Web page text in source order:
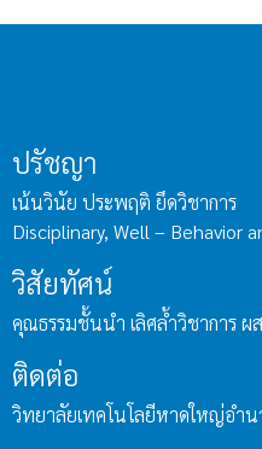
ปรัชญา
เน้นวินัย ประพฤติ ยึดวิชาการ
Disciplinary, Well – Behavior
วิสัยทัศน์
คุณธรรมชั้นนำ เลิศล้ำวิชาการ
ติดต่อ
วิทยาลัยเทคโนโลยีหาดใหญ่อำ